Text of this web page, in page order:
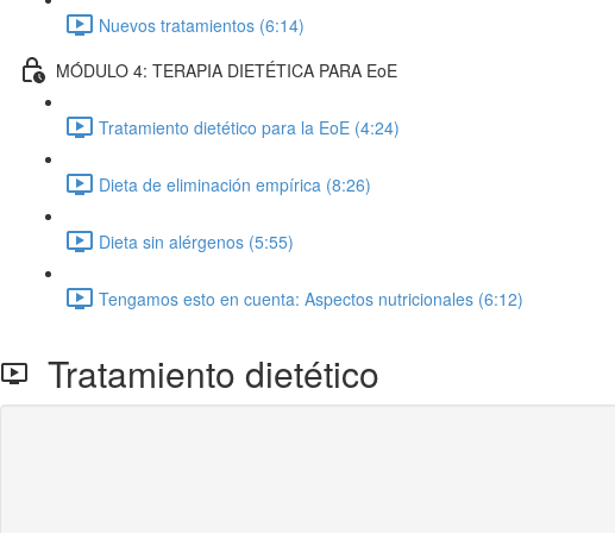
Nuevos tratamientos (6:14)
MÓDULO 4: TERAPIA DIETÉTICA PARA EoE
Tratamiento dietético para la EoE (4:24)
Dieta de eliminación empírica (8:26)
Dieta sin alérgenos (5:55)
Tengamos esto en cuenta: Aspectos nutricionales (6:12)
Tratamiento dietético